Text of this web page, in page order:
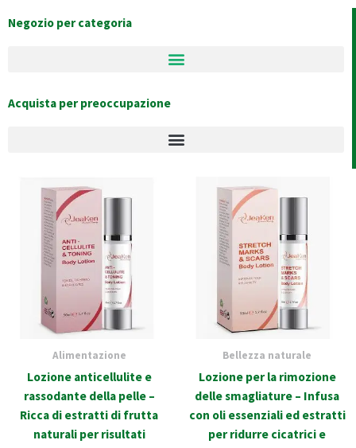
Negozio per categoria
Acquista per preoccupazione
Alimentazione
Lozione anticellulite e
rassodante della pelle –
Ricca di estratti di frutta
naturali per risultati
price
Bellezza naturale
Lozione per la rimozione
delle smagliature – Infusa
con oli essenziali ed estratti
per ridurre cicatrici e
price